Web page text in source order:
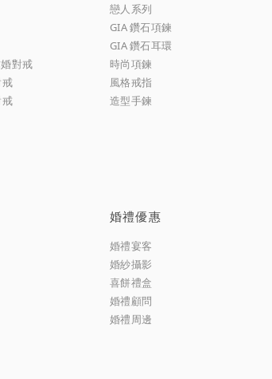
對戒
戀人系列
GIA 鑽石項鍊
GIA 鑽石耳環
時尚項鍊
風格戒指
造型手鍊
婚禮優惠
婚禮宴客
婚紗攝影
喜餅禮盒
婚禮顧問
婚禮周邊